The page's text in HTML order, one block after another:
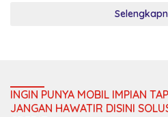
INGIN PUNYA MOBIL IMPIAN
JANGAN HAWATIR DISINI